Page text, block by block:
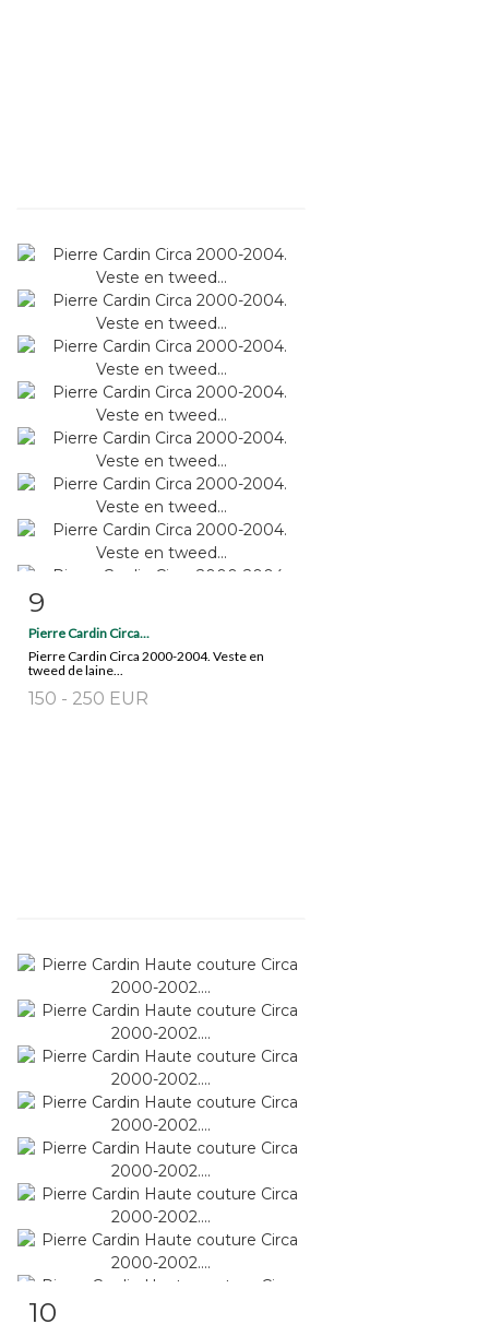
Fiche détaillée
9
Pierre Cardin Circa...
Pierre Cardin Circa 2000-2004. Veste en
tweed de laine...
150 - 250 EUR
Fiche détaillée
10